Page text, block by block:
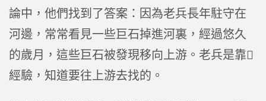
論中，他們找到了答案：因為老兵長年駐守在
河邊，常常看見一些巨石掉進河裏，經過悠久
的歲月，這些巨石被發現移向上游。老兵是靠
經驗，知道要往上游去找的。